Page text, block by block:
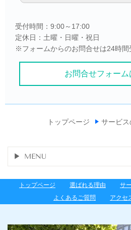
受付時間：9:00～17:00
定休日：土曜・日曜・祝日
※フォームからのお問合せは24時間
お問合せフォーム
トップページ サービ
MENU
トップページ 選ばれる理由 サ
よくあるご質問
アクセ